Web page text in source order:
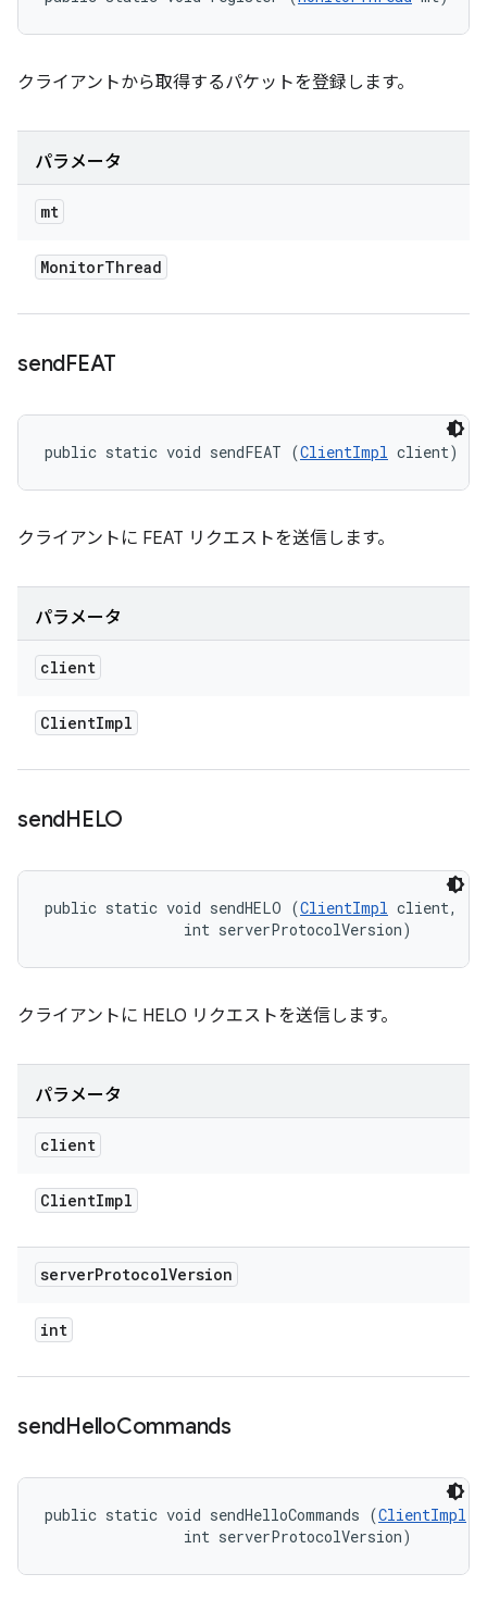
クライアントから取得するパケットを登録します。
パラメータ
mt
MonitorThread
sendFEAT
public static void sendFEAT (ClientImpl client)
クライアントに FEAT リクエストを送信します。
パラメータ
client
ClientImpl
sendHELO
public static void sendHELO (ClientImpl client,
                int serverProtocolVersion)
クライアントに HELO リクエストを送信します。
パラメータ
client
ClientImpl
serverProtocolVersion
int
sendHelloCommands
public static void sendHelloCommands (ClientImpl
                int serverProtocolVersion)